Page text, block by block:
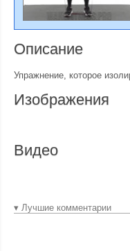
Описание
Упражнение, которое
Изображения
Видео
▾ Лучшие комментарии